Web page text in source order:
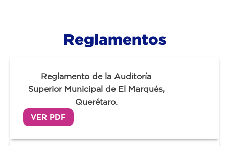
Reglamentos
Reglamento de la Auditoría
Superior Municipal de El Marqués,
Querétaro.
VER PDF